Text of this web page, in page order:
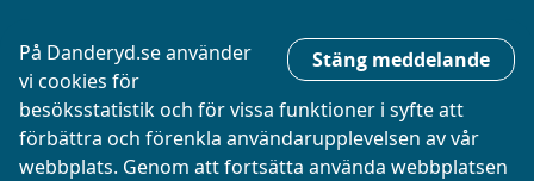
Stäng meddelande
På Danderyd.se använder
vi cookies för
besöksstatistik och för vissa funktioner i syfte att
förbättra och förenkla användarupplevelsen av vår
webbplats. Genom att fortsätta använda webbplatsen